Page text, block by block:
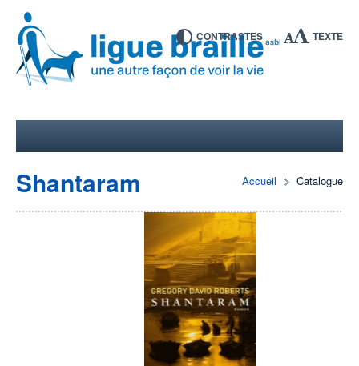
CONTRASTES TEXTE
Accueil Catalogue
Shantaram